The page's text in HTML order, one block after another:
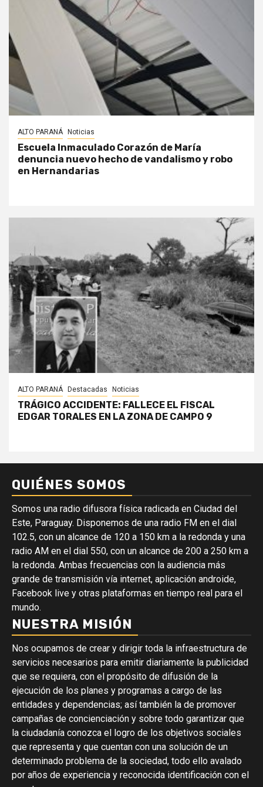
ALTO PARANÁ Noticias
Escuela Inmaculado Corazón de María
denuncia nuevo hecho de vandalismo y robo
en Hernandarias
ALTO PARANÁ Destacadas Noticias
TRÁGICO ACCIDENTE: FALLECE EL FISCAL
EDGAR TORALES EN LA ZONA DE CAMPO 9
QUIÉNES SOMOS
Somos una radio difusora física radicada en Ciudad del
Este, Paraguay. Disponemos de una radio FM en el dial
102.5, con un alcance de 120 a 150 km a la redonda y una
radio AM en el dial 550, con un alcance de 200 a 250 km a
la redonda. Ambas frecuencias con la audiencia más
grande de transmisión vía internet, aplicación androide,
Facebook live y otras plataformas en tiempo real para el
mundo.
NUESTRA MISIÓN
Nos ocupamos de crear y dirigir toda la infraestructura de
servicios necesarios para emitir diariamente la publicidad
que se requiera, con el propósito de difusión de la
ejecución de los planes y programas a cargo de las
entidades y dependencias; así también la de promover
campañas de concienciación y sobre todo garantizar que
la ciudadanía conozca el logro de los objetivos sociales
que representa y que cuentan con una solución de un
determinado problema de la sociedad, todo ello avalado
por años de experiencia y reconocida identificación con el